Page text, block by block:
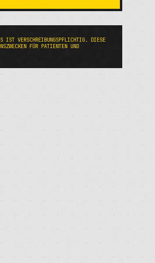
IST VERSCHREIBUNGSPFLICHTIG. DIESE
FÜR PATIENTEN UND